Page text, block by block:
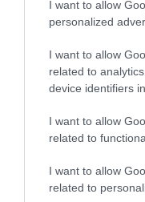
I want to allow
personalized
I want to allow
related to
device identifiers
I want to allow
related to
I want to allow
related to
MIT EGYÜNK, HA 70